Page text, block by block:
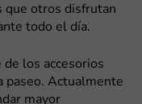
que otros disfrutan
todo el día.
de los accesorios
paseo. Actualmente
mayor